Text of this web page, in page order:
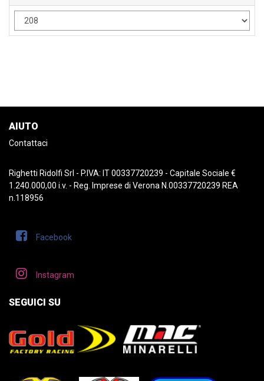
AIUTO
Contattaci
Righetti Ridolfi Srl - P.IVA: IT 00337720239 - Capitale Sociale €
1.240.000,00 i.v. - Reg. Imprese di Verona N.00337720239 REA
n.118956
Facebook
Instagram
SEGUICI SU